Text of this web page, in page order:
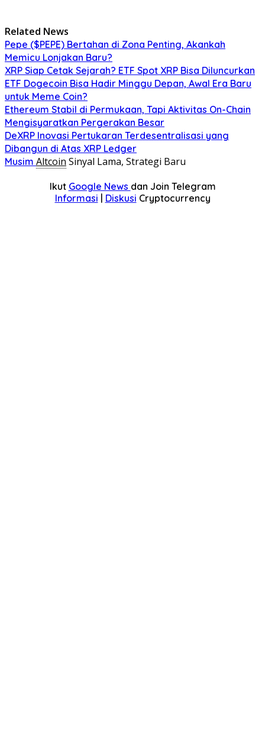
Related News
Pepe ($PEPE) Bertahan di Zona Penting, Akankah
Memicu Lonjakan Baru?
XRP Siap Cetak Sejarah? ETF Spot XRP Bisa Diluncurkan
ETF Dogecoin Bisa Hadir Minggu Depan, Awal Era Baru
untuk Meme Coin?
Ethereum Stabil di Permukaan, Tapi Aktivitas On-Chain
Mengisyaratkan Pergerakan Besar
DeXRP Inovasi Pertukaran Terdesentralisasi yang
Dibangun di Atas XRP Ledger
Musim Altcoin Sinyal Lama, Strategi Baru
Ikut Google News dan Join Telegram
Informasi | Diskusi Cryptocurrency